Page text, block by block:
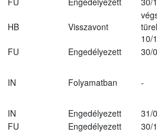
HB Visszavont
10/
FU Engedélyezett
30/
IN Folyamatban -
IN Engedélyezett
31/
FU Engedélyezett
30/